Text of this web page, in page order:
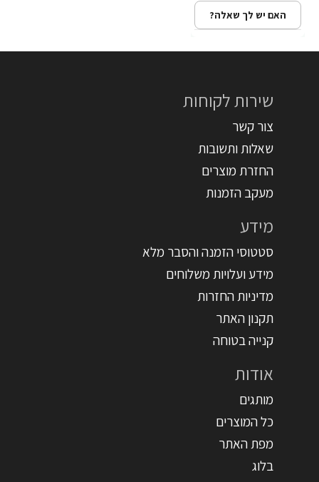
האם יש לך שאלה?
שירות לקוחות
צור קשר
שאלות ותשובות
החזרת מוצרים
מעקב הזמנות
מידע
סטטוסי הזמנה והסבר מלא
מידע ועלויות משלוחים
מדיניות החזרות
תקנון האתר
קנייה בטוחה
אודות
מותגים
כל המוצרים
מפת האתר
בלוג